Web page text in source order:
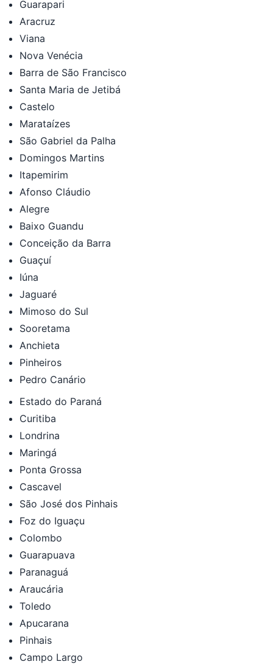
Guarapari
Aracruz
Viana
Nova Venécia
Barra de São Francisco
Santa Maria de Jetibá
Castelo
Marataízes
São Gabriel da Palha
Domingos Martins
Itapemirim
Afonso Cláudio
Alegre
Baixo Guandu
Conceição da Barra
Guaçuí
Iúna
Jaguaré
Mimoso do Sul
Sooretama
Anchieta
Pinheiros
Pedro Canário
Estado do Paraná
Curitiba
Londrina
Maringá
Ponta Grossa
Cascavel
São José dos Pinhais
Foz do Iguaçu
Colombo
Guarapuava
Paranaguá
Araucária
Toledo
Apucarana
Pinhais
Campo Largo